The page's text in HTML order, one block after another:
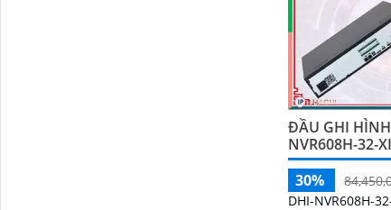
ĐẦU GHI
NVR608H-32-XI
30%
DHI-NVR608H-